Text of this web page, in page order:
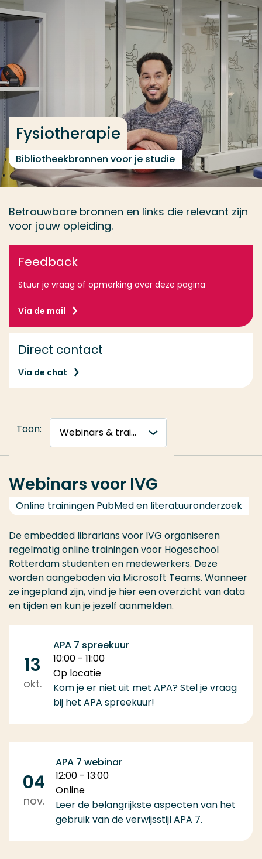
Ga direct naar de content
... > Webinars & trainingen
Fysiotherapie
Bibliotheekbronnen voor je studie
Betrouwbare bronnen en links die relevant zijn
voor jouw opleiding.
Feedback
Stuur je vraag of opmerking over deze pagina
Via de mail
Direct contact
Via de chat
Toon:
Webinars voor IVG
Online trainingen PubMed en literatuuronderzoek
De embedded librarians voor IVG organiseren
regelmatig online trainingen voor Hogeschool
Rotterdam studenten en medewerkers. Deze
worden aangeboden via Microsoft Teams. Wanneer
ze ingepland zijn, vind je hier een overzicht van data
en tijden en kun je jezelf aanmelden.
APA 7 spreekuur
10:00 - 11:00
Op locatie
Kom je er niet uit met APA? Stel je vraag
bij het APA spreekuur!
13
okt.
APA 7 webinar
12:00 - 13:00
Online
Leer de belangrijkste aspecten van het
gebruik van de verwijsstijl APA 7.
04
nov.
Veel gezocht
Opleiding
Contact